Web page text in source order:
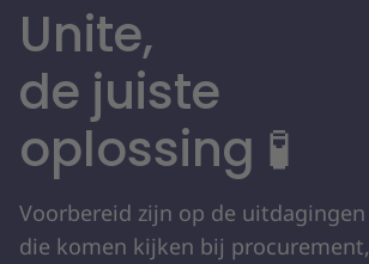
Unite,
de juiste
oplossing 🧪
Voorbereid zijn op de uitdagingen
die komen kijken bij procurement,